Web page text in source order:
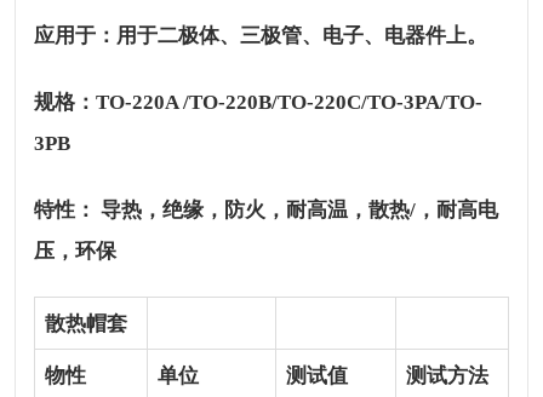
应用于：用于二极体、三极管、电子、电器件上。
规格： TO-220A /TO-220B/TO-220C/TO-3PA/TO-
3PB
特性： 导热，绝缘，防火，耐高温，散热/，耐高电
压，环保
散热帽套
物性 单位 测试值 测试方法